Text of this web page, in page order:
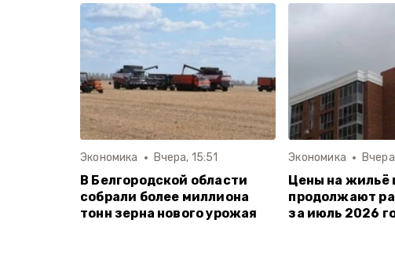
Экономика Вчера, 15:51
В Белгородской области
собрали более миллиона
тонн зерна нового урожая
Экономика
Цены на жильё
продолжают
за июль 2026